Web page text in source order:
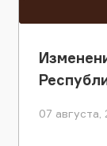
07 августа,